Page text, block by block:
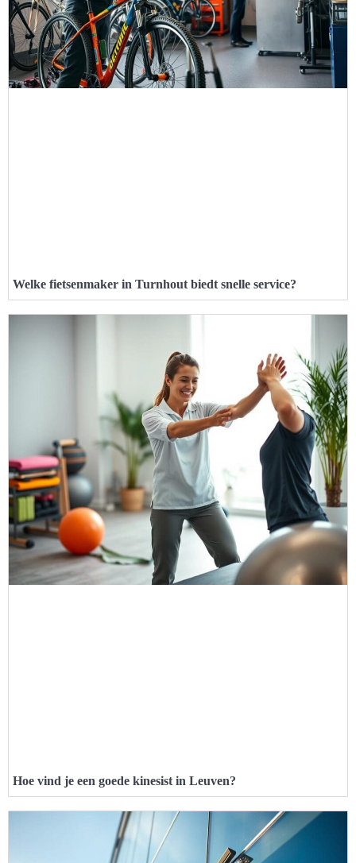
Welke fietsenmaker in Turnhout biedt snelle service?
Hoe vind je een goede kinesist in Leuven?